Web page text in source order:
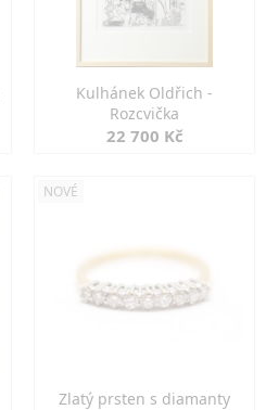
Kulhánek Oldřich -
Rozcvička
22 700 Kč
NOVÉ
Zlatý prsten s diamanty